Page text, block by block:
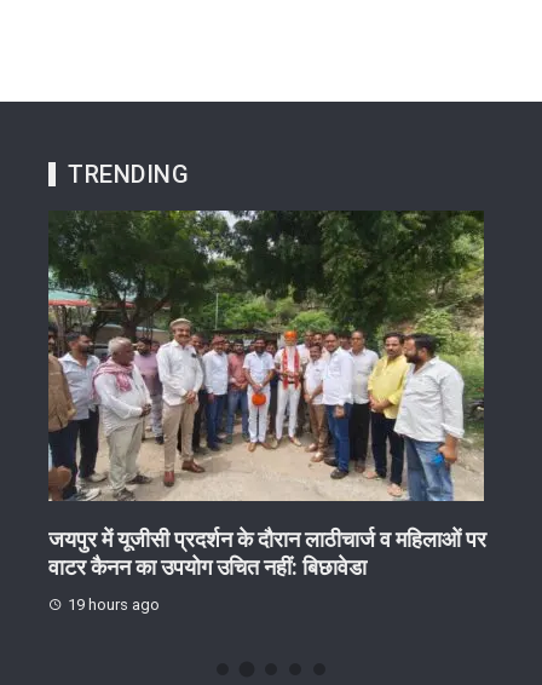
TRENDING
जयपुर में यूजीसी प्रदर्शन के दौरान लाठीचार्ज व महिलाओं पर
वाटर कैनन का उपयोग उचित नहीं: बिछावेडा
19 hours ago